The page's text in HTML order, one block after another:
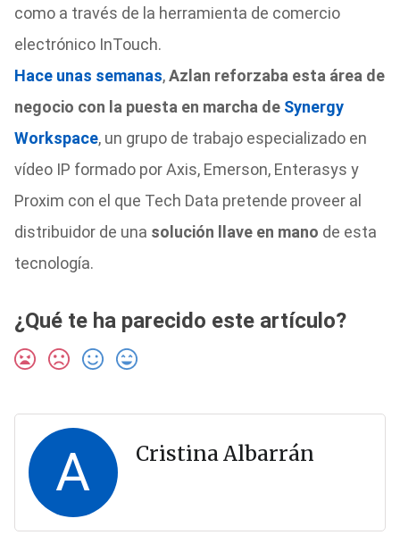
como a través de la herramienta de comercio
electrónico InTouch.
Hace unas semanas,Azlan reforzaba esta área de
negocio con la puesta en marcha de Synergy
Workspace, un grupo de trabajo especializado en
vídeo IP formado por Axis, Emerson, Enterasys y
Proxim con el que Tech Data pretende proveer al
distribuidor de una solución llave en mano de esta
tecnología.
¿Qué te ha parecido este artículo?
A Cristina Albarrán